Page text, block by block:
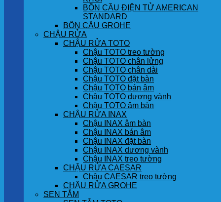
BỒN CẦU ĐIỆN TỬ AMERICAN
STANDARD
BỒN CẦU GROHE
CHẬU RỬA
CHẬU RỬA TOTO
Chậu TOTO treo tường
Chậu TOTO chân lửng
Chậu TOTO chân dài
Chậu TOTO đặt bàn
Chậu TOTO bán âm
Chậu TOTO dương vành
Chậu TOTO âm bàn
CHẬU RỬA INAX
Chậu INAX âm bàn
Chậu INAX bán âm
Chậu INAX đặt bàn
Chậu INAX dương vành
Chậu INAX treo tường
CHẬU RỬA CAESAR
Chậu CAESAR treo tường
CHẬU RỬA GROHE
SEN TẮM